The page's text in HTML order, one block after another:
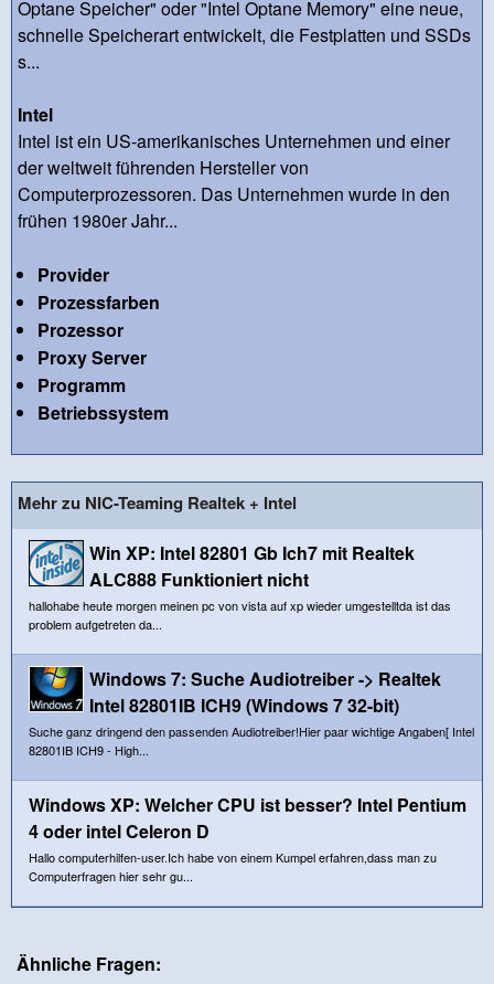
Optane Speicher" oder "Intel Optane Memory" eine neue,
schnelle Speicherart entwickelt, die Festplatten und SSDs
s...
Intel
Intel ist ein US-amerikanisches Unternehmen und einer
der weltweit führenden Hersteller von
Computerprozessoren. Das Unternehmen wurde in den
frühen 1980er Jahr...
Provider
Prozessfarben
Prozessor
Proxy Server
Programm
Betriebssystem
Mehr zu NIC-Teaming Realtek + Intel
Win XP: Intel 82801 Gb Ich7 mit Realtek
ALC888 Funktioniert nicht
hallohabe heute morgen meinen pc von vista auf xp wieder umgestelltda ist das
problem aufgetreten da...
Windows 7: Suche Audiotreiber -> Realtek
Intel 82801IB ICH9 (Windows 7 32-bit)
Suche ganz dringend den passenden Audiotreiber!Hier paar wichtige Angaben[ Intel
82801IB ICH9 - High...
Windows XP: Welcher CPU ist besser? Intel Pentium
4 oder intel Celeron D
Hallo computerhilfen-user.Ich habe von einem Kumpel erfahren,dass man zu
Computerfragen hier sehr gu...
Ähnliche Fragen: